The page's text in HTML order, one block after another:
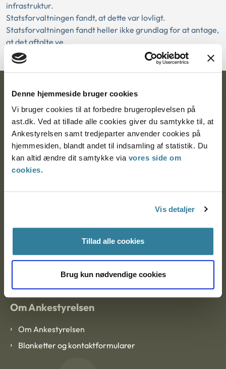
Denne hjemmeside bruger cookies
Vi bruger cookies til at forbedre brugeroplevelsen på
ast.dk. Ved at tillade alle cookies giver du samtykke til, at
Ankestyrelsen samt tredjeparter anvender cookies på
hjemmesiden, blandt andet til indsamling af statistik. Du
kan altid ændre dit samtykke via vores side om
cookies.
Vis detaljer
Tillad alle cookies
Brug kun nødvendige cookies
infrastruktur.
Statsforvaltningen fandt, at dette var lovligt.
Statsforvaltningen fandt heller ikke grundlag for at antage,
at det aftalte ve...
Ankestyrelsen
Postadresse:
Nytorv 7, 2. sal
9000 Aalborg
EAN: 57 98 000 35 48 21
Om Ankestyrelsen
Om Ankestyrelsen
Blanketter og kontaktformularer